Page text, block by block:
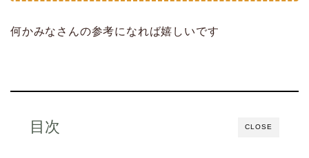
何かみなさんの参考になれば嬉しいです
CLOSE
目次